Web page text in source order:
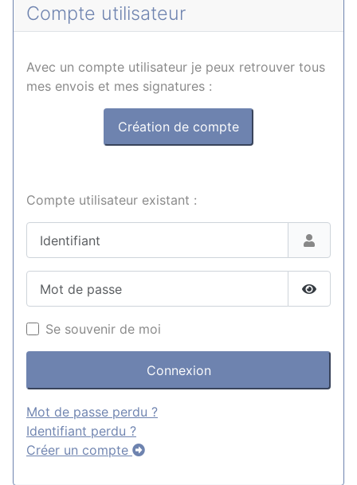
Compte utilisateur
Avec un compte utilisateur je peux retrouver tous
mes envois et mes signatures :
Création de compte
Compte utilisateur existant :
Se souvenir de moi
Connexion
Mot de passe perdu ?
Identifiant perdu ?
Créer un compte